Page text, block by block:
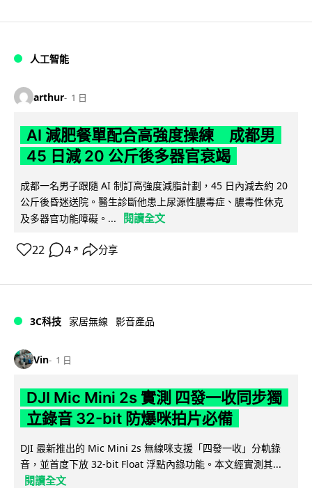
人工智能
arthur 1 日
AI 減肥餐單配合高強度操練 成都男
45 日減 20 公斤後多器官衰竭
成都一名男子跟隨 AI 制訂高強度減脂計劃，45 日內減去約 20
公斤後昏迷送院。醫生診斷他患上尿源性膿毒症、膿毒性休克
及多器官功能障礙。...
閱讀全文
22 4 ↗ 分享
3C科技 家居無線 影音產品
Vin 1 日
DJI Mic Mini 2s 實測 四發一收同步獨
立錄音 32-bit 防爆咪拍片必備
DJI 最新推出的 Mic Mini 2s 無線咪支援「四發一收」分軌錄
音，並首度下放 32-bit Float 浮點內錄功能。本文經實測其...
閱讀全文